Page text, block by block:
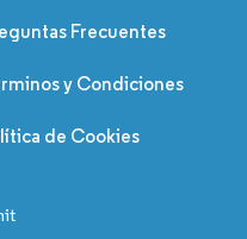
Frecuentes
y Condiciones
de Cookies